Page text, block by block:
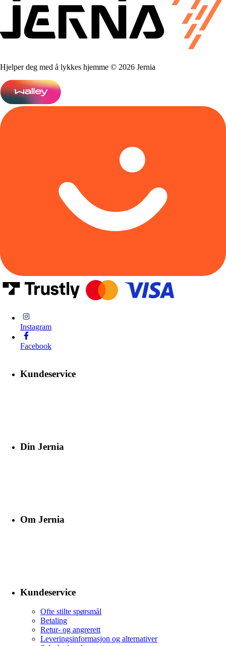
Hjelper deg med å lykkes hjemme © 2026 Jernia
Instagram
Facebook
Kundeservice
Din Jernia
Om Jernia
Kundeservice
Ofte stilte spørsmål
Betaling
Retur- og angrerett
Leveringsinformasjon og alternativer